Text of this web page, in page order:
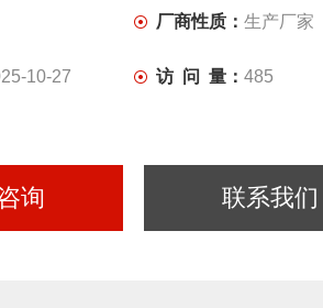
厂商性质： 生产厂家
10-27 访 问 量： 485
询 联系我们